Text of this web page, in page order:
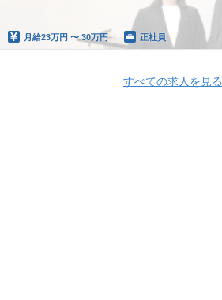
月給23万円 〜 30万円 正社員
すべての求人を見る